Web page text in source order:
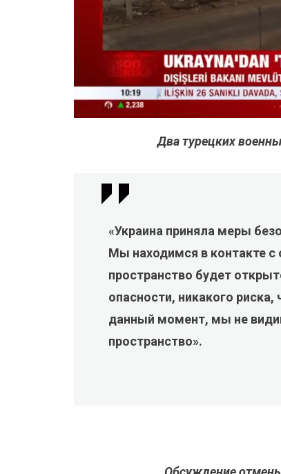
Два турецких
«Украина приняла меры
Мы находимся в контакте
пространство будет
опасности, никакого
данный момент, мы не
пространство».